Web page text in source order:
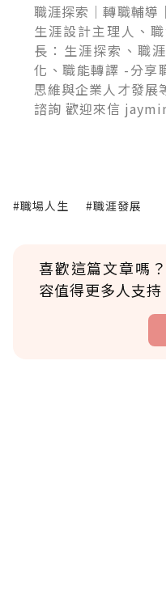
職涯探索｜轉職輔導
生涯設計主理人、
長：生涯探索、職
化、職能轉譯 -分享
思維與企業人才發展
諮詢 歡迎來信
#職場人生 #職涯發展
喜歡這篇文章嗎
容值得更多人支持